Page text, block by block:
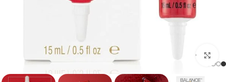
برای بزرگنمایی کلیک کنید